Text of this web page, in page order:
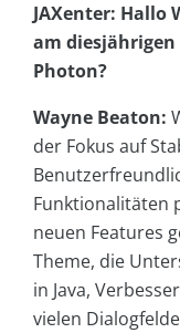
JAXenter: Hallo
am diesjährigen
Photon?
Wayne Beaton:
der Fokus auf
Funktionalitäten
neuen Features
Theme, die
in Java,
vielen